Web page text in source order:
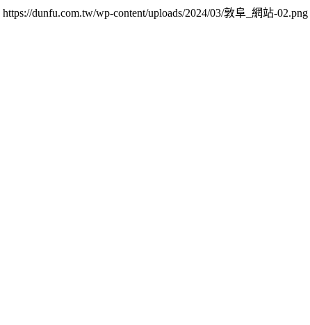
https://dunfu.com.tw/wp-content/uploads/2024/03/敦阜_網站-02.png